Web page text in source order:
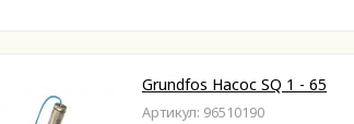
Grundfos Насос SQ 1 - 65
Артикул: 96510190